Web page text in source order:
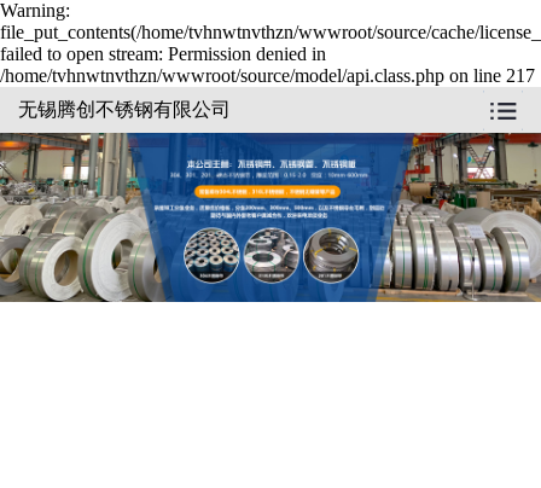
Warning:
file_put_contents(/home/tvhnwtnvthzn/wwwroot/source/cache/
failed to open stream: Permission denied in
/home/tvhnwtnvthzn/wwwroot/source/model/api.class.php on line 217
无锡腾创不锈钢有限公司